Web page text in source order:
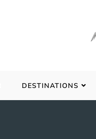
DESTINATIONS